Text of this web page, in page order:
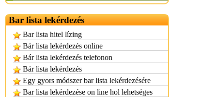
Bar lista lekérdezés
Bar lista hitel lízing
Bár lista lekérdezés online
Bár lista lekérdezés telefonon
Bár lista lekérdezés
Egy gyors módszer bar lista lekérdezésére
Bar lista lekérdezése on line hol lehetséges